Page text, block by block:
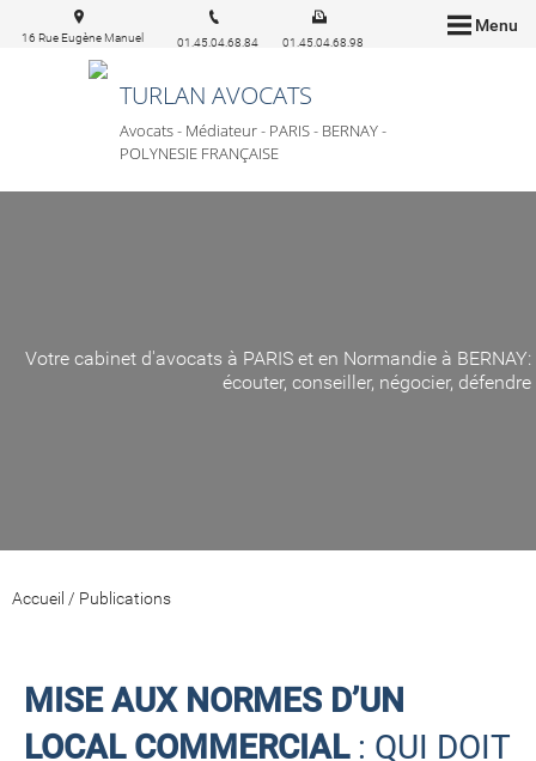
Menu
TURLAN AVOCATS
Avocats - Médiateur - PARIS - BERNAY -
POLYNESIE FRANÇAISE
16 Rue Eugène Manuel
01.45.04.68.84 01.45.04.68.98
Votre cabinet d'avocats à PARIS et en Normandie à BERNAY:
écouter, conseiller, négocier, défendre
Accueil / Publications
MISE AUX NORMES D’UN
LOCAL COMMERCIAL: QUI DOIT